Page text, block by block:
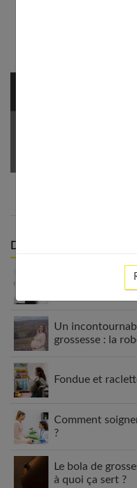
Derniers articles :
Grossesse et
prévenir et
Un
grossesse : la
Fondue et
Comment
?
Le bola de
à quoi ça sert ?